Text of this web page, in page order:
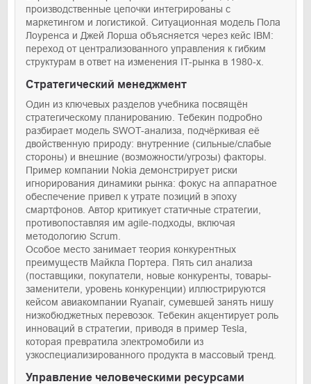
производственные цепочки интегрированы с
маркетингом и логистикой. Ситуационная модель Пола
Лоуренса и Джей Лорша объясняется через кейс IBM:
переход от централизованного управления к гибким
структурам в ответ на изменения IT-рынка в 1980-х.
Стратегический менеджмент
Один из ключевых разделов учебника посвящён
стратегическому планированию. Тебекин подробно
разбирает модель SWOT-анализа, подчёркивая её
двойственную природу: внутренние (сильные/слабые
стороны) и внешние (возможности/угрозы) факторы.
Пример компании Nokia демонстрирует риски
игнорирования динамики рынка: фокус на аппаратное
обеспечение привел к утрате позиций в эпоху
смартфонов. Автор критикует статичные стратегии,
противопоставляя им agile-подходы, включая
методологию Scrum.
Особое место занимает теория конкурентных
преимуществ Майкла Портера. Пять сил анализа
(поставщики, покупатели, новые конкуренты, товары-
заменители, уровень конкуренции) иллюстрируются
кейсом авиакомпании Ryanair, сумевшей занять нишу
низкобюджетных перевозок. Тебекин акцентирует роль
инноваций в стратегии, приводя в пример Tesla,
которая превратила электромобили из
узкоспециализированного продукта в массовый тренд.
Управление человеческими ресурсами